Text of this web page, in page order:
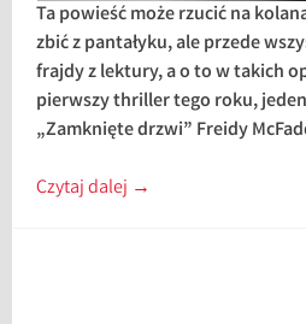
Ta powieść może rzucić na
zbić z pantałyku, ale przede
frajdy z lektury, a o to w takich
pierwszy thriller tego roku,
„Zamknięte drzwi” Freidy
Czytaj dalej →